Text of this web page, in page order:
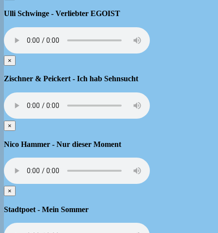
Ulli Schwinge - Verliebter EGOIST
×
Zischner & Peickert - Ich hab Sehnsucht
×
Nico Hammer - Nur dieser Moment
×
Stadtpoet - Mein Sommer